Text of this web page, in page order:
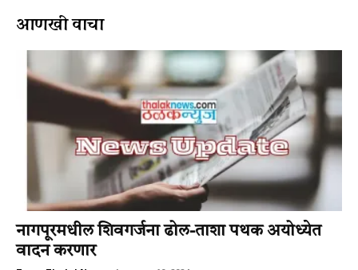
आणखी वाचा
नागपूरमधील शिवगर्जना ढोल-ताशा पथक अयोध्येत
वादन करणार